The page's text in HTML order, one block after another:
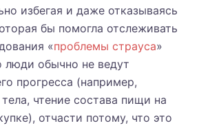
избегая и даже отказываясь
бы помогла отслеживать
«проблемы страуса»
люди обычно не ведут
прогресса (например,
чтение состава пищи на
отчасти потому, что это